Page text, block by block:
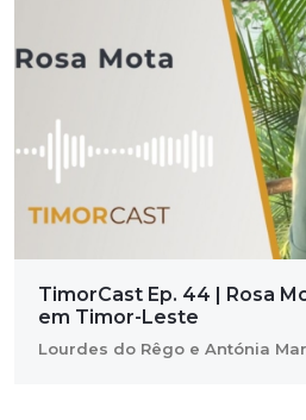
TimorCast Ep. 44 | Rosa
em Timor-Leste
Lourdes do Rêgo e Antónia